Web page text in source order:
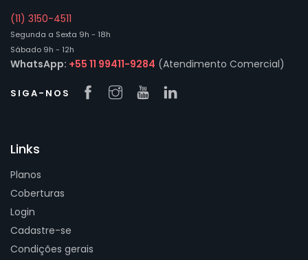
(11) 3150-4511
Segunda a Sexta 9h - 18h
Sábado 9h - 12h
WhatsApp: +55 11 99411-9284 (Atendimento Comercial)
SIGA-NOS
Links
Planos
Coberturas
Login
Cadastre-se
Condições gerais